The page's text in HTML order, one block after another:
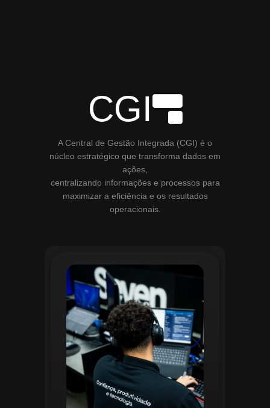
CGI
A Central de Gestão Integrada (CGI) é o
núcleo estratégico que transforma dados em
ações,
centralizando informações e processos para
maximizar a eficiência e os resultados
operacionais.
O planejamento dentro do CGI é
realizado por uma equipe
especializada que utiliza
ferramentas avançadas para
estruturar ordens de serviço, fluxos
de trabalho e parametrizações
operacionais. Essa etapa envolve a
análise detalhada de criticidade por
atividade, permitindo alocar
recursos de forma eficiente e
garantir que todas as ações estejam
alinhadas aos objetivos
estratégicos.